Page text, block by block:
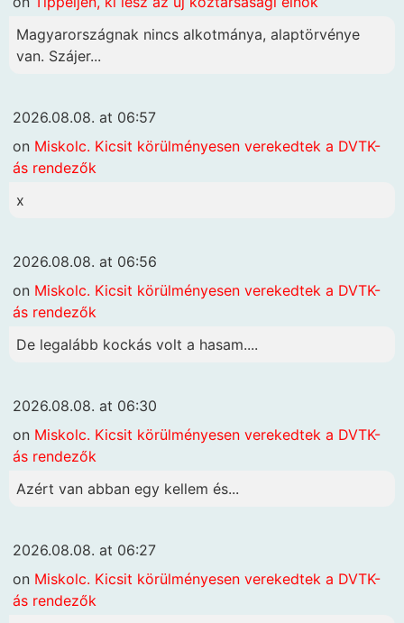
Magyarországnak nincs alkotmánya, alaptörvénye
van. Szájer...
2026.08.08. at 06:57
on Miskolc. Kicsit körülményesen verekedtek a DVTK-
ás rendezők
x
2026.08.08. at 06:56
on Miskolc. Kicsit körülményesen verekedtek a DVTK-
ás rendezők
De legalább kockás volt a hasam....
2026.08.08. at 06:30
on Miskolc. Kicsit körülményesen verekedtek a DVTK-
ás rendezők
Azért van abban egy kellem és...
2026.08.08. at 06:27
on Miskolc. Kicsit körülményesen verekedtek a DVTK-
ás rendezők